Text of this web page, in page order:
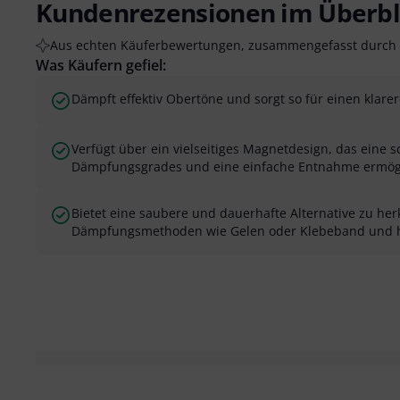
Kundenrezensionen im
Aus echten Käuferbewertungen, zusammengefasst durch
Was Käufern gefiel:
Dämpft effektiv Obertöne und sorgt so für einen
Verfügt über ein vielseitiges Magnetdesign, das eine
Dämpfungsgrades und eine einfache Entnahme
Bietet eine saubere und dauerhafte Alternative zu
Dämpfungsmethoden wie Gelen oder Klebeband und